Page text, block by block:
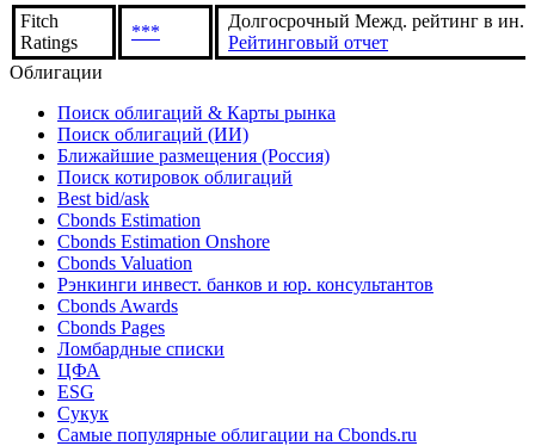
Fitch
Ratings
***
Долгосрочный Межд. рейтинг в ин.
Рейтинговый отчет
Облигации
Поиск облигаций & Карты рынка
Поиск облигаций (ИИ)
Ближайшие размещения (Россия)
Поиск котировок облигаций
Best bid/ask
Cbonds Estimation
Cbonds Estimation Onshore
Cbonds Valuation
Рэнкинги инвест. банков и юр. консультантов
Cbonds Awards
Cbonds Pages
Ломбардные списки
ЦФА
ESG
Сукук
Самые популярные облигации на Cbonds.ru